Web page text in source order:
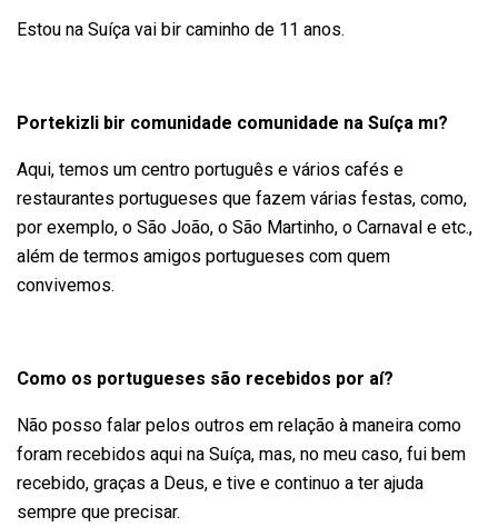
Estou na Suíça vai bir caminho de 11 anos.
Portekizli bir comunidade comunidade na Suíça mı?
Aqui, temos um centro português e vários cafés e
restaurantes portugueses que fazem várias festas, como,
por exemplo, o São João, o São Martinho, o Carnaval e etc.,
além de termos amigos portugueses com quem
convivemos.
Como os portugueses são recebidos por aí?
Não posso falar pelos outros em relação à maneira como
foram recebidos aqui na Suíça, mas, no meu caso, fui bem
recebido, graças a Deus, e tive e continuo a ter ajuda
sempre que precisar.